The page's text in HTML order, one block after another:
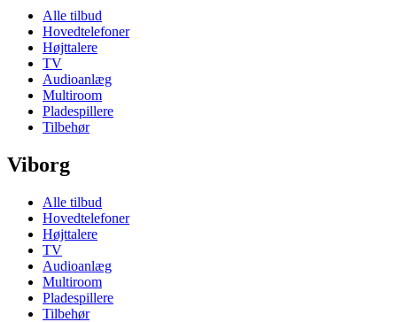
Alle tilbud
Hovedtelefoner
Højttalere
TV
Audioanlæg
Multiroom
Pladespillere
Tilbehør
Viborg
Alle tilbud
Hovedtelefoner
Højttalere
TV
Audioanlæg
Multiroom
Pladespillere
Tilbehør